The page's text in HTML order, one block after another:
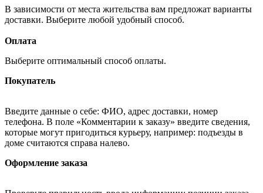
В зависимости от места жительства вам предложат варианты
доставки. Выберите любой удобный способ.
Оплата
Выберите оптимальный способ оплаты.
Покупатель
Введите данные о себе: ФИО, адрес доставки, номер
телефона. В поле «Комментарии к заказу» введите сведения,
которые могут пригодиться курьеру, например: подъезды в
доме считаются справа налево.
Оформление заказа